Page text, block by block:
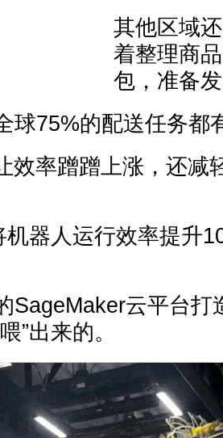
其他区域
着整理商
包，准备
球75%的配送任务都
效率蹭蹭上涨，还减
器人运行效率提升
SageMaker云平台打
”出来的。